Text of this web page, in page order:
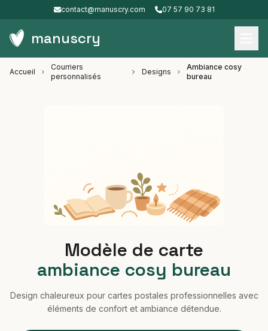
contact@manuscry.com 07 57 90 73 81
manuscry
Accueil
Courriers
personnalisés
Designs
Ambiance cosy
bureau
Modèle de carte
ambiance cosy bureau
Design chaleureux pour cartes postales professionnelles avec
éléments de confort et ambiance détendue.